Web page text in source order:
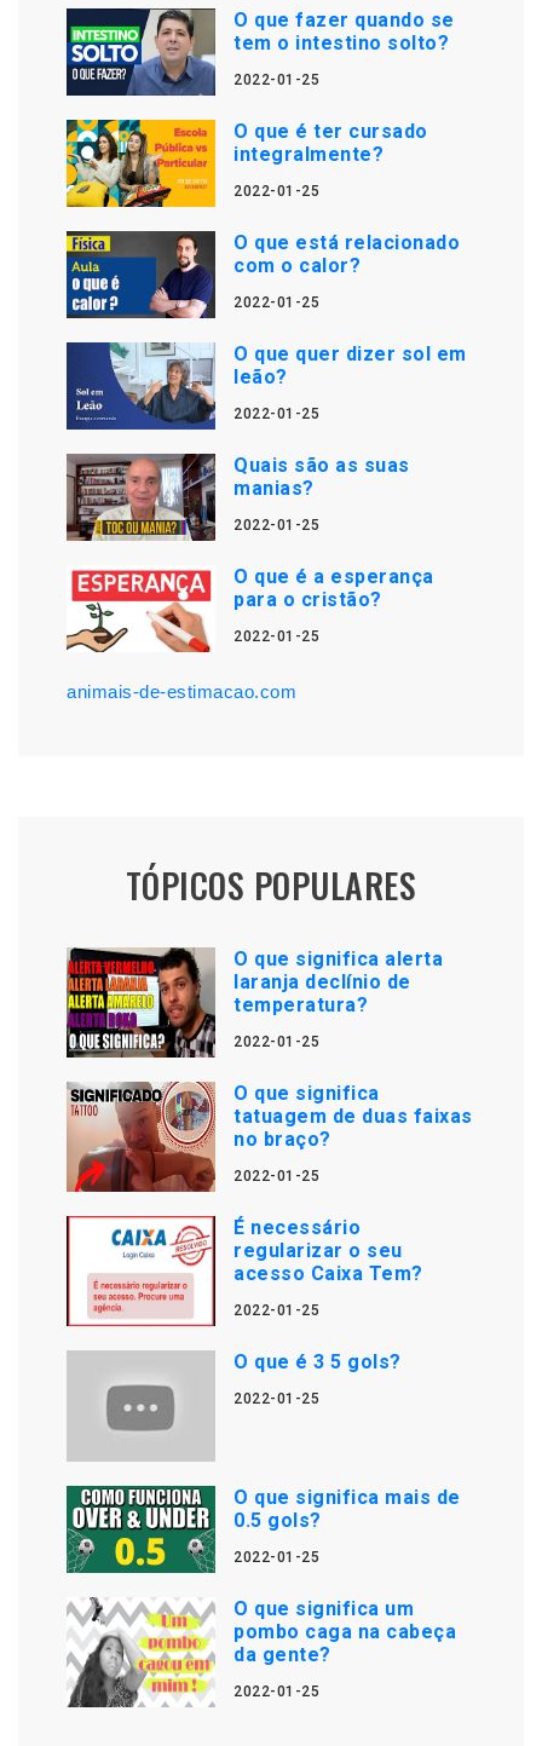
O que fazer quando se
tem o intestino solto?
2022-01-25
O que é ter cursado
integralmente?
2022-01-25
O que está relacionado
com o calor?
2022-01-25
O que quer dizer sol em
leão?
2022-01-25
Quais são as suas
manias?
2022-01-25
O que é a esperança
para o cristão?
2022-01-25
animais-de-estimacao.com
TÓPICOS POPULARES
O que significa alerta
laranja declínio de
temperatura?
2022-01-25
O que significa
tatuagem de duas faixas
no braço?
2022-01-25
É necessário
regularizar o seu
acesso Caixa Tem?
2022-01-25
O que é 3 5 gols?
2022-01-25
O que significa mais de
0.5 gols?
2022-01-25
O que significa um
pombo caga na cabeça
da gente?
2022-01-25